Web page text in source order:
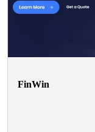
FinWin